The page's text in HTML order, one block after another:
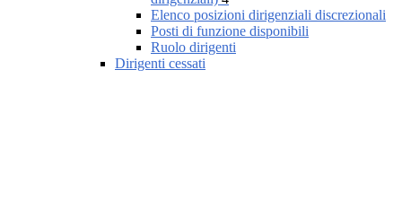
Elenco posizioni dirigenziali discrezionali
Posti di funzione disponibili
Ruolo dirigenti
Dirigenti cessati